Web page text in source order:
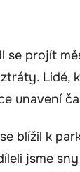
se projít
Lidé,
unavení
blížil k
jsme